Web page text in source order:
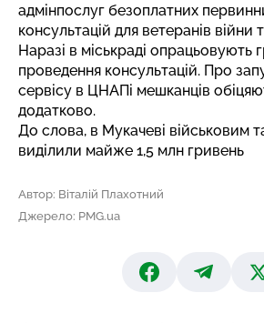
адмінпослуг безоплатних
консультацій для ветеранів війни
Наразі в міськраді опрацьовують
проведення консультацій. Про
сервісу в ЦНАПі мешканців
додатково.
До слова, в Мукачеві військовим
виділили майже 1,5 млн гривень
Автор: Віталій Плахотний
Джерело: PMG.ua